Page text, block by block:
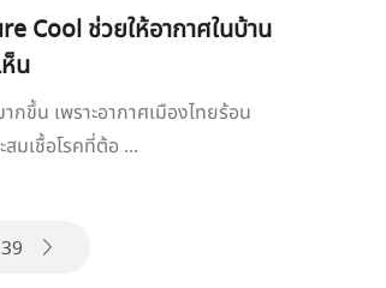
Cool ช่วยให้อากาศในบ้าน
น
ขึ้น เพราะอากาศเมืองไทยร้อน
มเชื้อโรคที่ต้อ ...
39